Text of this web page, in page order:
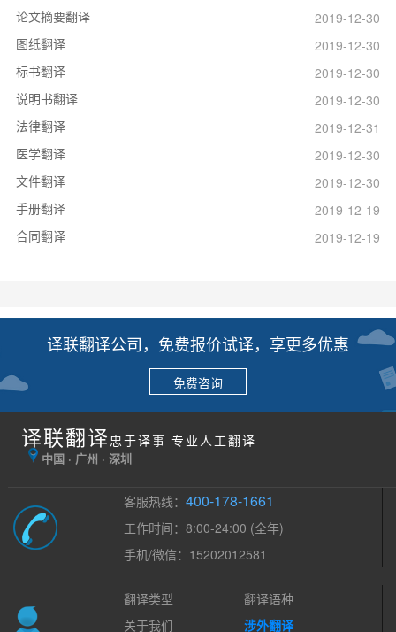
论文摘要翻译
2019-12-30
图纸翻译
2019-12-30
标书翻译
2019-12-30
说明书翻译
2019-12-30
法律翻译
2019-12-31
医学翻译
2019-12-30
文件翻译
2019-12-30
手册翻译
2019-12-19
合同翻译
2019-12-19
译联翻译公司，免费报价试译，享更多优惠
免费咨询
译联翻译 忠于译事 专业人工翻译
中国 · 广州 · 深圳
客服热线：400-178-1661
工作时间：8:00-24:00 (全年)
手机/微信：15202012581
翻译类型
翻译语种
关于我们
涉外翻译